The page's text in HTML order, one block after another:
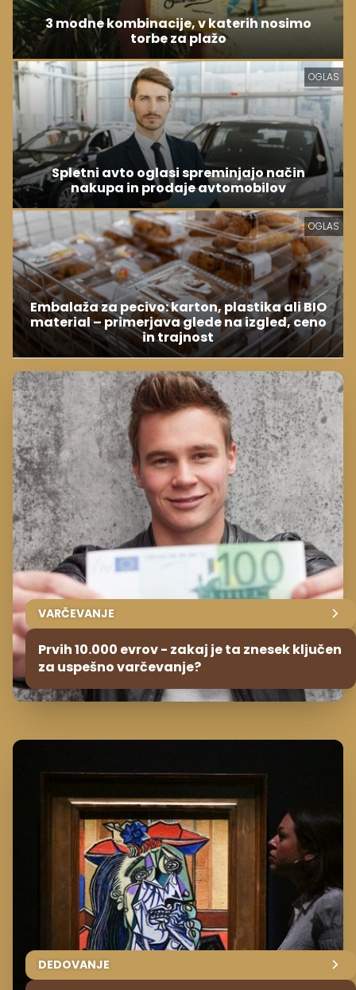
3 modne kombinacije, v katerih nosimo
torbe za plažo
OGLAS
Spletni avto oglasi spreminjajo način
nakupa in prodaje avtomobilov
OGLAS
Embalaža za pecivo: karton, plastika ali BIO
material – primerjava glede na izgled, ceno
in trajnost
VARČEVANJE
Prvih 10.000 evrov - zakaj je ta znesek ključen
za uspešno varčevanje?
DEDOVANJE